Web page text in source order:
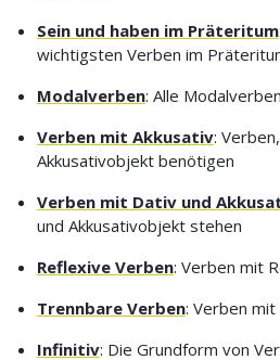
Sein und haben im Präteritum
wichtigsten Verben im
Modalverben: Alle
Verben mit Akkusativ:
Akkusativobjekt benötigen
Verben mit Dativ und
und Akkusativobjekt stehen
Reflexive Verben: Verben mit
Trennbare Verben: Verben
Infinitiv: Die Grundform von